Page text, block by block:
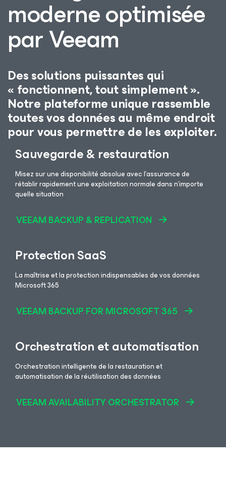
moderne optimisée
par Veeam
Des solutions puissantes qui
« fonctionnent, tout simplement ».
Notre plateforme unique rassemble
toutes vos données au même endroit
pour vous permettre de les exploiter.
Sauvegarde & restauration
Misez sur une disponibilité absolue avec l’assurance de
rétablir rapidement une exploitation normale dans n’importe
quelle situation
VEEAM BACKUP & REPLICATION
Protection SaaS
La maîtrise et la protection indispensables de vos données
Microsoft 365
VEEAM BACKUP FOR MICROSOFT 365
Orchestration et automatisation
Orchestration intelligente de la restauration et
automatisation de la réutilisation des données
VEEAM AVAILABILITY ORCHESTRATOR